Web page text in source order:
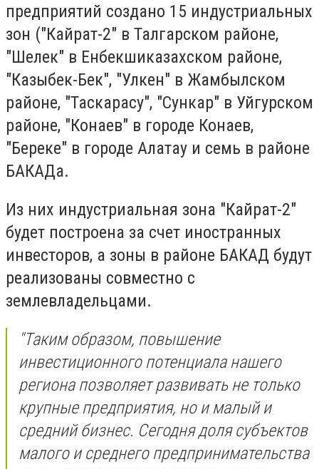
предприятий создано 15 индустриальных
зон ("Кайрат-2" в Талгарском районе,
"Шелек" в Енбекшиказахском районе,
"Казыбек-Бек", "Улкен" в Жамбылском
районе, "Таскарасу", "Сункар" в Уйгурском
районе, "Конаев" в городе Конаев,
"Береке" в городе Алатау и семь в районе
БАКАДа.
Из них индустриальная зона "Кайрат-2"
будет построена за счет иностранных
инвесторов, а зоны в районе БАКАД будут
реализованы совместно с
землевладельцами.
"Таким образом, повышение
инвестиционного потенциала нашего
региона позволяет развивать не только
крупные предприятия, но и малый и
средний бизнес. Сегодня доля субъектов
малого и среднего предпринимательства